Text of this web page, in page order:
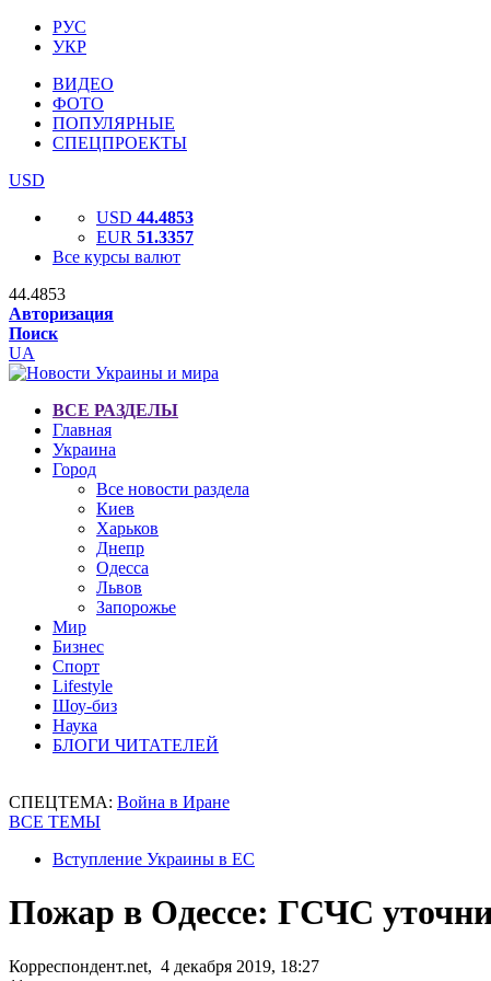
РУС
УКР
ВИДЕО
ФОТО
ПОПУЛЯРНЫЕ
СПЕЦПРОЕКТЫ
USD
USD 44.4853
EUR 51.3357
Все курсы валют
44.4853
Авторизация
Поиск
UA
ВСЕ РАЗДЕЛЫ
Главная
Украина
Город
Все новости раздела
Киев
Харьков
Днепр
Одесса
Львов
Запорожье
Мир
Бизнес
Спорт
Lifestyle
Шоу-биз
Наука
БЛОГИ ЧИТАТЕЛЕЙ
СПЕЦТЕМА: Война в Иране
ВСЕ ТЕМЫ
Вступление Украины в ЕС
Пожар в Одессе: ГСЧС
Корреспондент.net, 4 декабря 2019, 18:27